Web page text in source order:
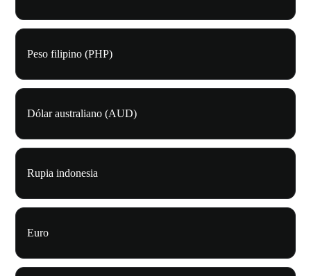
Peso filipino (PHP)
Dólar australiano (AUD)
Rupia indonesia
Euro